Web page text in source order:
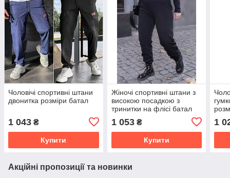
Чоловічі спортивні штани
двонитка розміри батал
1 043 ₴
Купити
Жіночі спортивні штани з
високою посадкою з
тринитки на флісі батал
1 053₴
Купити
1
Акційні пропозиції та новинки